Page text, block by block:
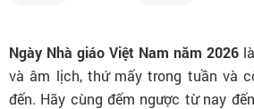
Ngày Nhà giáo Việt Nam năm 2026
và âm lịch, thứ mấy trong tuần và
đến. Hãy cùng đếm ngược từ nay